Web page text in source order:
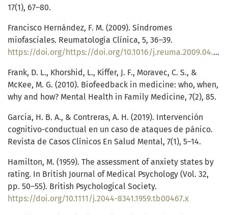
17(1), 67–80.
Francisco Hernández, F. M. (2009). Síndromes
miofasciales. Reumatología Clínica, 5, 36–39.
https://doi.org/https://doi.org/10.1016/j.reuma.2009.04.004
Frank, D. L., Khorshid, L., Kiffer, J. F., Moravec, C. S., &
McKee, M. G. (2010). Biofeedback in medicine: who, when,
why and how? Mental Health in Family Medicine, 7(2), 85.
Garcia, H. B. A., & Contreras, A. H. (2019). Intervención
cognitivo-conductual en un caso de ataques de pánico.
Revista de Casos Clínicos En Salud Mental, 7(1), 5–14.
Hamilton, M. (1959). The assessment of anxiety states by
rating. In British Journal of Medical Psychology (Vol. 32,
pp. 50–55). British Psychological Society.
https://doi.org/10.1111/j.2044-8341.1959.tb00467.x